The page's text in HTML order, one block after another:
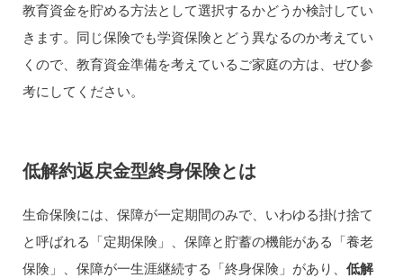
教育資金を貯める方法として選択するかどうか検討してい
きます。同じ保険でも学資保険とどう異なるのか考えてい
くので、教育資金準備を考えているご家庭の方は、ぜひ参
考にしてください。
低解約返戻金型終身保険とは
生命保険には、保障が一定期間のみで、いわゆる掛け捨て
と呼ばれる「定期保険」、保障と貯蓄の機能がある「養老
保険」、保障が一生涯継続する「終身保険」があり、 低解